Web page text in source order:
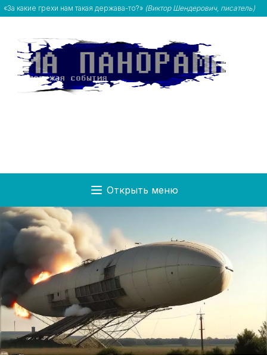
«За какие грехи нам такая держава-то?» (Виктор Шендерович, писатель)
Открыть меню